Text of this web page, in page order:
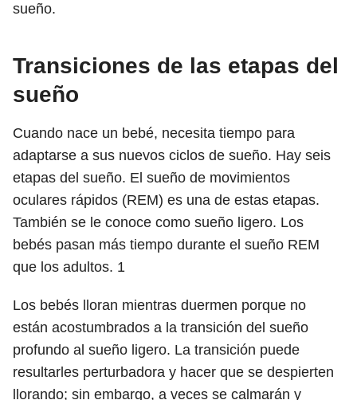
sueño.
Transiciones de las etapas del
sueño
Cuando nace un bebé, necesita tiempo para
adaptarse a sus nuevos ciclos de sueño. Hay seis
etapas del sueño. El sueño de movimientos
oculares rápidos (REM) es una de estas etapas.
También se le conoce como sueño ligero. Los
bebés pasan más tiempo durante el sueño REM
que los adultos. 1
Los bebés lloran mientras duermen porque no
están acostumbrados a la transición del sueño
profundo al sueño ligero. La transición puede
resultarles perturbadora y hacer que se despierten
llorando; sin embargo, a veces se calmarán y